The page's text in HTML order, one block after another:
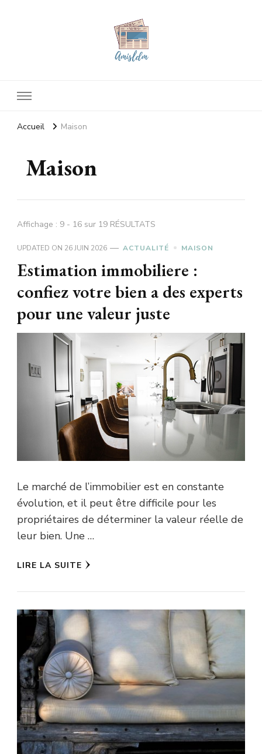
Accueil Maison
Maison
Affichage : 9 - 16 sur 19 RÉSULTATS
UPDATED ON 26 JUIN 2026 ACTUALITÉ MAISON
Estimation immobiliere :
confiez votre bien a des experts
pour une valeur juste
Le marché de l’immobilier est en constante
évolution, et il peut être difficile pour les
propriétaires de déterminer la valeur réelle de
leur bien. Une …
LIRE LA SUITE